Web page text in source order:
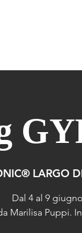
LARGO
Dal 4 al 9
Marilisa Puppi.